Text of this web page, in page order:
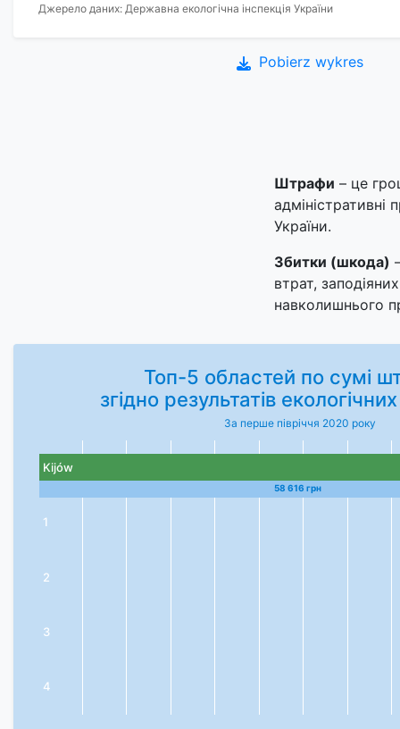
Джерело даних: Державна екологічна інспекція України
Pobierz wykres
Штрафи – це
України.
Збитки (шкода)
втрат,
навколишнього
Топ-5 областей по сумі
згідно результатів
За перше півріччя 2020 року
58 616 грн
Kijów
1
2
3
4